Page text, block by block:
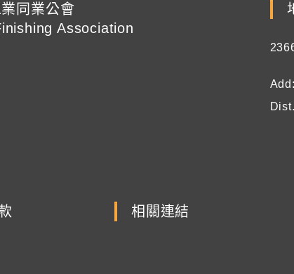
同業公會
Association
相關連結